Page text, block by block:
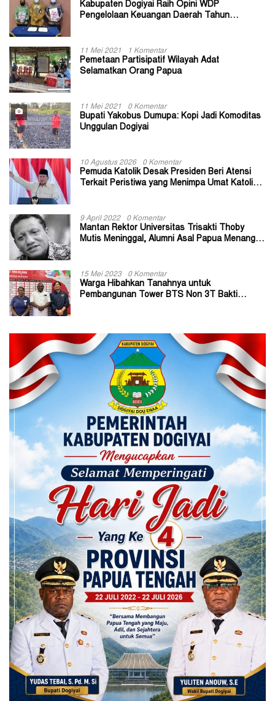
Kabupaten Dogiyai Raih Opini WDP
Pengelolaan Keuangan Daerah Tahun
11 Mei 2021 1 Komentar
Pemetaan Partisipatif Wilayah Adat
Selamatkan Orang Papua
11 Mei 2021 0 Komentar
Bupati Yakobus Dumupa: Kopi Jadi Komoditas
Unggulan Dogiyai
10 Agustus 2026 0 Komentar
Pemuda Katolik Desak Presiden Beri Atensi
Terkait Peristiwa yang Menimpa Umat Katolik
9 April 2022 0 Komentar
Mantan Rektor Universitas Trisakti Thoby
Mutis Meninggal, Alumni Asal Papua Menangis:
15 Mei 2023 0 Komentar
Warga Hibahkan Tanahnya untuk
Pembangunan Tower BTS Non 3T Bakti